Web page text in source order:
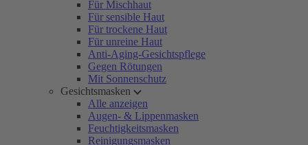
Für Mischhaut
Für sensible Haut
Für trockene Haut
Für unreine Haut
Anti-Aging-Gesichtspflege
Gegen Rötungen
Mit Sonnenschutz
Gesichtsmasken
Alle anzeigen
Augen- & Lippenmasken
Feuchtigkeitsmasken
Reinigungsmasken